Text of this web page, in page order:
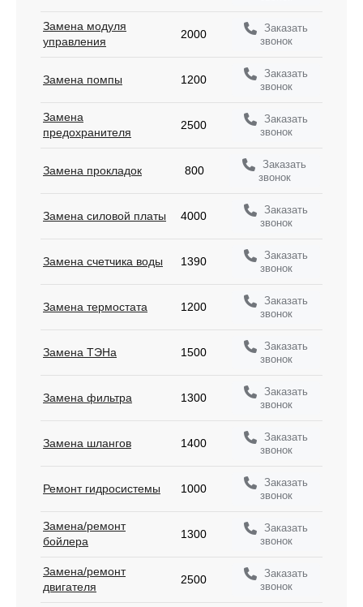
Замена модуля
управления
2000
Заказать
звонок
Замена помпы 1200
Заказать
звонок
Замена
предохранителя
2500
Заказать
звонок
Замена прокладок 800
Заказать
звонок
Замена силовой платы 4000
Заказать
звонок
Замена счетчика воды 1390
Заказать
звонок
Замена термостата 1200
Заказать
звонок
Замена ТЭНа 1500
Заказать
звонок
Замена фильтра 1300
Заказать
звонок
Замена шлангов 1400
Заказать
звонок
Ремонт гидросистемы 1000
Заказать
звонок
Замена/ремонт
бойлера
1300
Заказать
звонок
Замена/ремонт
двигателя
2500
Заказать
звонок